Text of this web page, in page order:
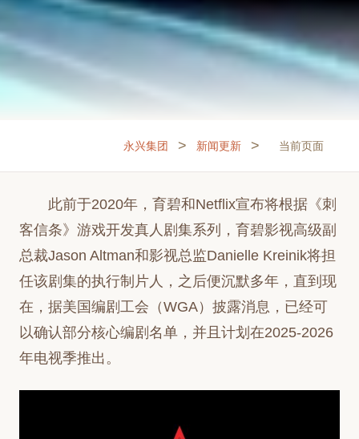
永兴集团 > 新闻更新 > 当前页面
此前于2020年，育碧和Netflix宣布将根据《刺
客信条》游戏开发真人剧集系列，育碧影视高级副
总裁Jason Altman和影视总监Danielle Kreinik将担
任该剧集的执行制片人，之后便沉默多年，直到现
在，据美国编剧工会（WGA）披露消息，已经可
以确认部分核心编剧名单，并且计划在2025-2026
年电视季推出。